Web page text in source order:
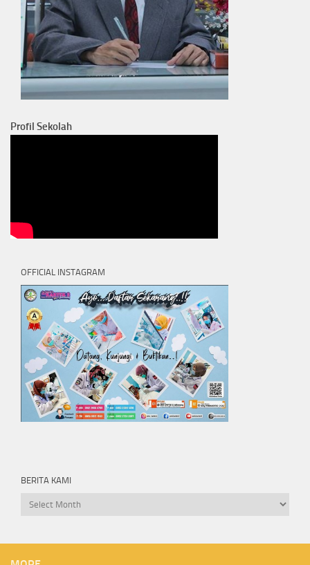
Profil Sekolah
OFFICIAL INSTAGRAM
BERITA KAMI
Berita